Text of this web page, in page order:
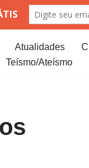
Atualidades
Teísmo/Ateísmo